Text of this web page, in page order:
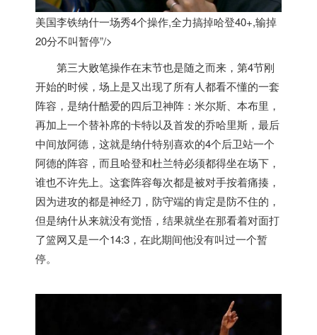
美国李铁纳什一场秀4个操作,全力搞掉哈登40+,输掉
20分不叫暂停”/>
第三大败笔操作在末节也是随之而来，第4节刚
开始的时候，场上是又出现了所有人都看不懂的一套
阵容，是纳什酷爱的四后卫神阵：米尔斯、本布里，
再加上一个替补席的卡特以及首发的乔哈里斯，最后
中间放阿德，这就是纳什特别喜欢的4个后卫站一个
阿德的阵容，而且哈登和杜兰特必须都得坐在场下，
谁也不许先上。这套阵容每次都是被对手按着痛揍，
因为进攻的都是神经刀，防守端的肯定是防不住的，
但是纳什从来就没有觉悟，结果就坐在那看着对面打
了篮网又是一个14:3，在此期间他没有叫过一个暂
停。